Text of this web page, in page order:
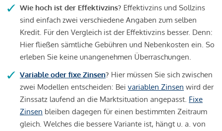
Wie hoch ist der Effektivzins? Effektivzins und Sollzins
sind einfach zwei verschiedene Angaben zum selben
Kredit. Für den Vergleich ist der Effektivzins besser. Denn:
Hier fließen sämtliche Gebühren und Nebenkosten ein. So
erleben Sie keine unangenehmen Überraschungen.
Variable oder fixe Zinsen? Hier müssen Sie sich zwischen
zwei Modellen entscheiden: Bei variablen Zinsen wird der
Zinssatz laufend an die Marktsituation angepasst. Fixe
Zinsen bleiben dagegen für einen bestimmten Zeitraum
gleich. Welches die bessere Variante ist, hängt u. a. von